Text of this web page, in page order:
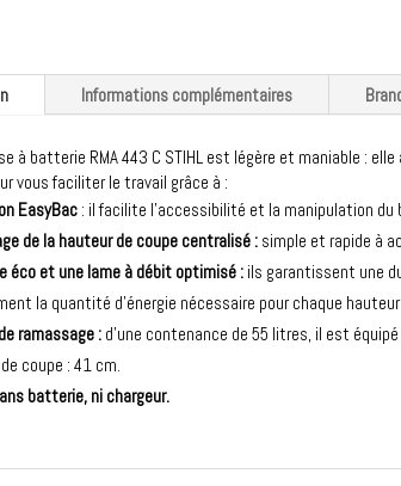
Informations complémentaires
à batterie RMA 443 C STIHL est légère et maniable :
vous faciliter le travail grâce à :
EasyBac : il facilite l'accessibilité et la manipulation du
de la hauteur de coupe centralisé : simple et rapide à
éco et une lame à débit optimisé : ils garantissent une
la quantité d’énergie nécessaire pour chaque
ramassage : d’une contenance de 55 litres, il est
coupe : 41 cm.
batterie, ni chargeur.